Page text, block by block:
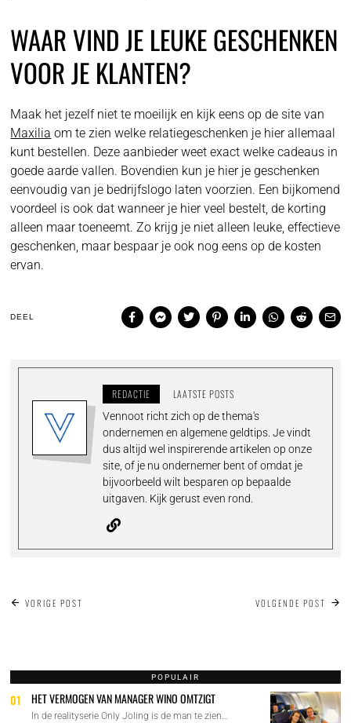
WAAR VIND JE LEUKE GESCHENKEN
VOOR JE KLANTEN?
Maak het jezelf niet te moeilijk en kijk eens op de site van
Maxilia om te zien welke relatiegeschenken je hier allemaal
kunt bestellen. Deze aanbieder weet exact welke cadeaus in
goede aarde vallen. Bovendien kun je hier je geschenken
eenvoudig van je bedrijfslogo laten voorzien. Een bijkomend
voordeel is ook dat wanneer je hier veel bestelt, de korting
alleen maar toeneemt. Zo krijg je niet alleen leuke, effectieve
geschenken, maar bespaar je ook nog eens op de kosten
ervan.
DEEL
REDACTIE LAATSTE POSTS
Vennoot richt zich op de thema's
ondernemen en algemene geldtips. Je vindt
dus altijd wel inspirerende artikelen op onze
site, of je nu ondernemer bent of omdat je
bijvoorbeeld wilt besparen op bepaalde
uitgaven. Kijk gerust even rond.
BERICHT
VORIGE POST VOLGENDE POST
POPULAIR
01 HET VERMOGEN VAN MANAGER WINO OMTZIGT
In de realityserie Only Joling is de man te zien…